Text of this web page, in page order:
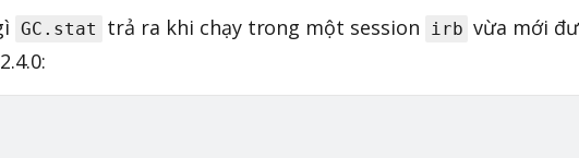
GC.stat trả ra khi chạy trong một session irb vừa mới